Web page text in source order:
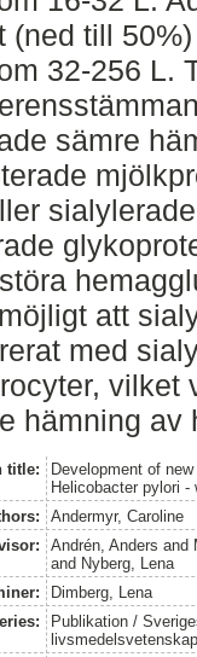
(ned till
32-256 L.
sämre
att
med
vilket
hämning av
title:
Development of
Helicobacter pylori
Andermyr, Caroline
Andrén, Anders and
and Nyberg, Lena
Dimberg, Lena
Publikation /